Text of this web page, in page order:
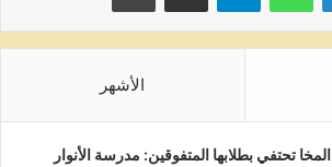
الأشهر
المخا تحتفي بطلابها المتفوقين: مدرسة الأنوار